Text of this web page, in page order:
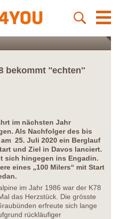
bekommt ''echten''
im nächsten Jahr
Als Nachfolger des bis
25. Juli 2020 ein Berglauf
und Ziel in Davos lanciert.
sich hingegen ins Engadin.
eines „100 Milers“ mit Start
im Jahr 1986 war der K78
das Herzstück. Die grösste
erfreute sich lange
rückläufiger